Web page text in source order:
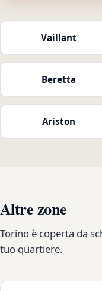
Vaillant
Beretta
Ariston
Altre zone
Torino è coperta da
tuo quartiere.